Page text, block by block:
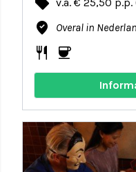
where_to_vote Overal in
restaurant coffee